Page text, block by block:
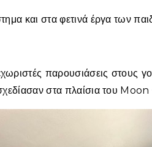
και στα φετινά έργα των
παρουσιάσεις στους
στα πλαίσια του